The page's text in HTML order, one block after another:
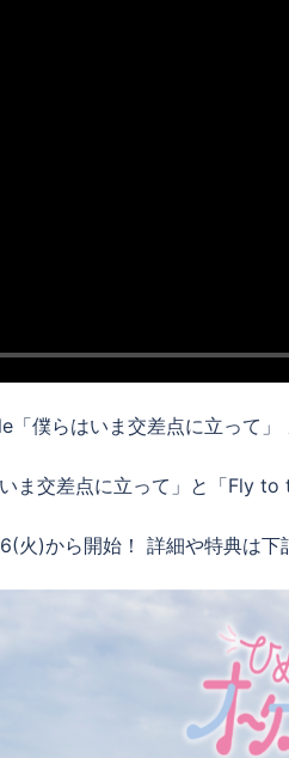
僕らはいま交差点に立って」
ま交差点に立って」と「Fly
火)から開始！ 詳細や特典は下